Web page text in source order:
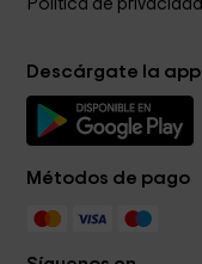
Política de privacidad
Descárgate la app
Métodos de pago